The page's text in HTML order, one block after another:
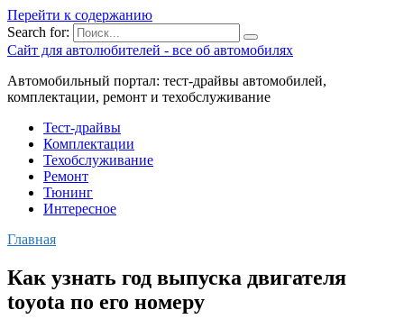
Перейти к содержанию
Search for:
Сайт для автолюбителей - все об автомобилях
Автомобильный портал: тест-драйвы автомобилей,
комплектации, ремонт и техобслуживание
Тест-драйвы
Комплектации
Техобслуживание
Ремонт
Тюнинг
Интересное
Главная
Как узнать год выпуска двигателя
toyota по его номеру